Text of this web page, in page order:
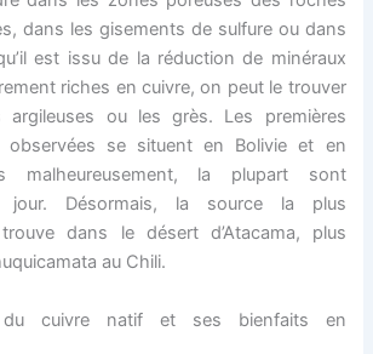
dans les gisements de sulfure ou dans
est issu de la réduction de minéraux
riches en cuivre, on peut le trouver
ou les grès. Les premières
observées se situent en Bolivie et en
malheureusement, la plupart sont
Désormais, la source la plus
dans le désert d’Atacama, plus
au Chili.
du cuivre natif et ses bienfaits en